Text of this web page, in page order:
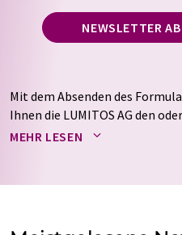
NEWSLETTER
Mit dem Absenden des
Ihnen die LUMITOS AG den
Newsletter per E-Mail
auf Basis unserer
Meinungsforschung per E-
MEHR LESEN